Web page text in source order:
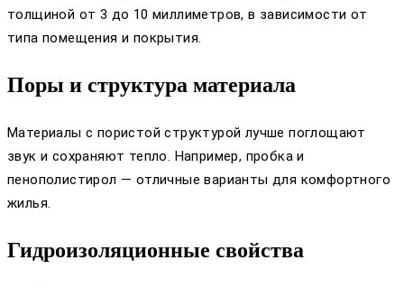
толщиной от 3 до 10 миллиметров, в зависимости от
типа помещения и покрытия.
Поры и структура материала
Материалы с пористой структурой лучше поглощают
звук и сохраняют тепло. Например, пробка и
пенополистирол — отличные варианты для комфортного
жилья.
Гидроизоляционные свойства